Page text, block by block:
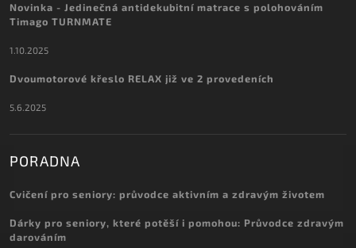
Novinka - Jedinečná antidekubitní matrace s polohováním
Timago TURNMATE
1.10.2025
Dvoumotorové křeslo RELAX již ve 2 provedeních
5.6.2025
PORADNA
Cvičení pro seniory: průvodce aktivním a zdravým životem
Dárky pro seniory, které potěší i pomohou: Průvodce zdravým
darováním